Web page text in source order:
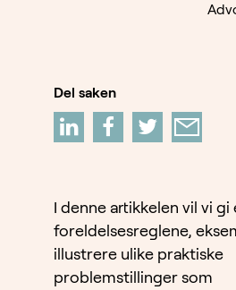
Del saken
I denne artikkelen vil vi
foreldelsesreglene,
illustrere ulike praktiske
problemstillinger som